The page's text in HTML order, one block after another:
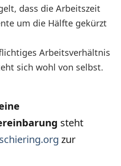
dass die Arbeitszeit
um die Hälfte gekürzt
Arbeitsverhältnis
sich wohl von selbst.
steht
zur